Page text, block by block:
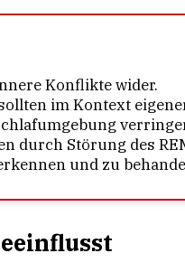
Konflikte wider.
im Kontext
durch Störung des
und zu